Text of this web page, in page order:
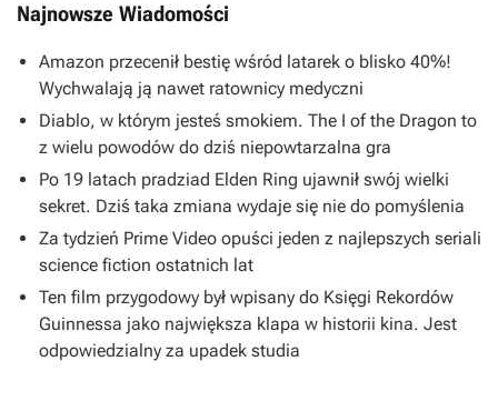
Najnowsze Wiadomości
Amazon przecenił bestię wśród latarek o blisko 40%!
Wychwalają ją nawet ratownicy medyczni
Diablo, w którym jesteś smokiem. The I of the Dragon to
z wielu powodów do dziś niepowtarzalna gra
Po 19 latach pradziad Elden Ring ujawnił swój wielki
sekret. Dziś taka zmiana wydaje się nie do pomyślenia
Za tydzień Prime Video opuści jeden z najlepszych seriali
science fiction ostatnich lat
Ten film przygodowy był wpisany do Księgi Rekordów
Guinnessa jako największa klapa w historii kina. Jest
odpowiedzialny za upadek studia